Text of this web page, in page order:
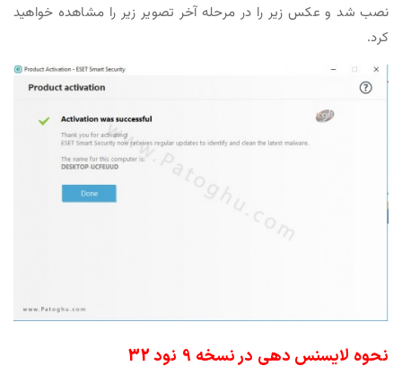
نصب شد و عکس زیر را در مرحله آخر تصویر زیر را مشاهده خواهید
کرد.
نحوه لایسنس دهی در نسخه 9 نود 32